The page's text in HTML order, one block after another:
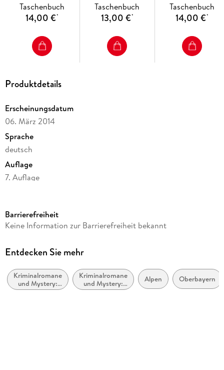
Taschenbuch
14,00 €*
Taschenbuch
13,00 €*
Taschenbuch
14,00 €*
Produktdetails
Erscheinungsdatum
06. März 2014
Sprache
deutsch
Auflage
7. Auflage
Reihe
Autor/Autorin
Verlag/Hersteller
FISCHER Taschenbuch
Barrierefreiheit
Keine Information zur Barrierefreiheit bekannt
Entdecken Sie mehr
Kriminalromane
und Mystery:
Cosy Mystery
Kriminalromane
und Mystery:
Polizeiarbeit &
Alpen Oberbayern